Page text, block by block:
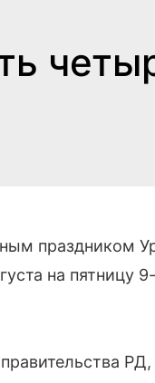
праздником
на пятницу
РД,